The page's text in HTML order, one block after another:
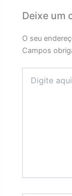
Deixe um
O seu
Campos
aqui...